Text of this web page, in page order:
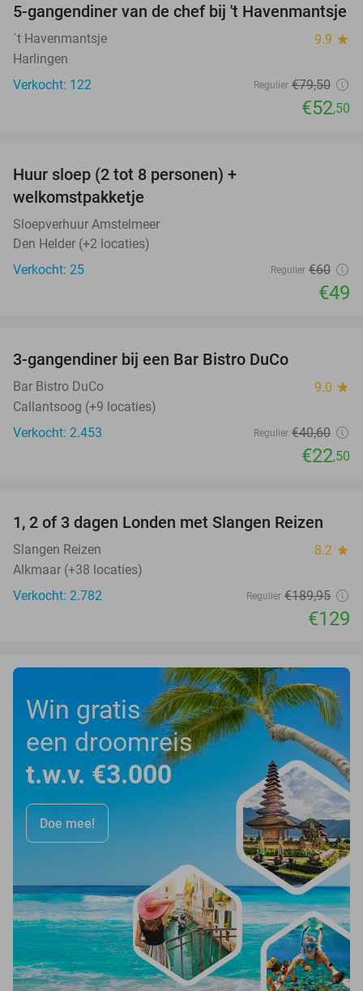
34%
5-gangendiner van de chef bij 't Havenmantsje
´t Havenmantsje 9.9 star
Harlingen
Verkocht: 122
Regulier €79,50
€52,50
Huur sloep (2 tot 8 personen) +
welkomstpakketje
Sloepverhuur Amstelmeer
Den Helder (+2 locaties)
Verkocht: 25
Regulier €60
€49
3-gangendiner bij een Bar Bistro DuCo
Bar Bistro DuCo 9.0 star
Callantsoog (+9 locaties)
Verkocht: 2.453
Regulier €40,60
€22,50
32%
1, 2 of 3 dagen Londen met Slangen Reizen
Slangen Reizen 8.2 star
Alkmaar (+38 locaties)
Verkocht: 2.782
Regulier €189,95
€129
Win gratis
een droomreis
t.w.v. €3.000
Doe mee!